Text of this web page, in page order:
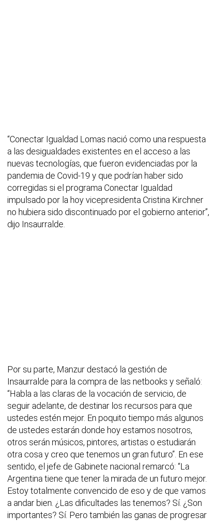
“Conectar Igualdad Lomas nació como una respuesta
a las desigualdades existentes en el acceso a las
nuevas tecnologías, que fueron evidenciadas por la
pandemia de Covid-19 y que podrían haber sido
corregidas si el programa Conectar Igualdad
impulsado por la hoy vicepresidenta Cristina Kirchner
no hubiera sido discontinuado por el gobierno anterior”,
dijo Insaurralde.
Por su parte, Manzur destacó la gestión de
Insaurralde para la compra de las netbooks y señaló:
“Habla a las claras de la vocación de servicio, de
seguir adelante, de destinar los recursos para que
ustedes estén mejor. En poquito tiempo más algunos
de ustedes estarán donde hoy estamos nosotros,
otros serán músicos, pintores, artistas o estudiarán
otra cosa y creo que tenemos un gran futuro”. En ese
sentido, el jefe de Gabinete nacional remarcó: “La
Argentina tiene que tener la mirada de un futuro mejor.
Estoy totalmente convencido de eso y de que vamos
a andar bien. ¿Las dificultades las tenemos? Sí. ¿Son
importantes? Sí. Pero también las ganas de progresar